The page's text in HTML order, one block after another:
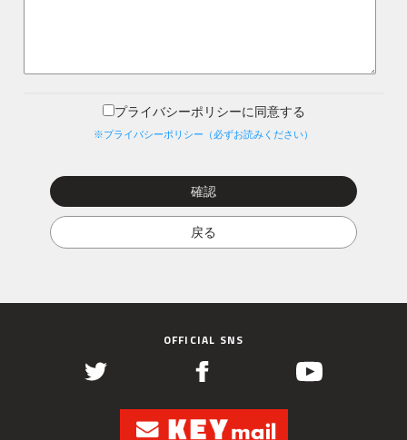
プライバシーポリシーに同意する
※プライバシーポリシー（必ずお読みください）
OFFICIAL SNS